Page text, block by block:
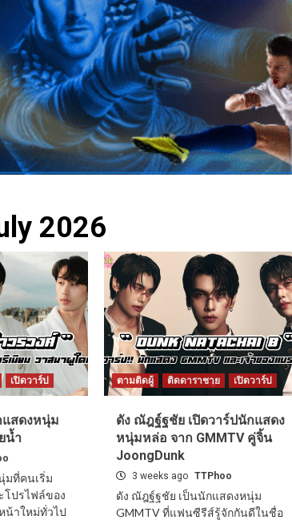
2026
เปิดวาร์ป
แสดงหนุ่ม
น้ำ
มที่คนเริ่ม
โปรไฟล์ของ
น้าใหม่ทั่วไป
ตามติดผู้ ติดดาราชาย เปิดวาร์ป
ดัง ณัฎฐ์ฐชัย เปิดวาร์ปนักแสดง
หนุ่มหล่อ จาก GMMTV คู่จิ้น
JoongDunk
3 weeks ago TTPhoo
ดัง ณัฎฐ์ฐชัย เป็นนักแสดงหนุ่ม
GMMTV ที่แฟนซีรีส์รู้จักกันดีในชื่อ